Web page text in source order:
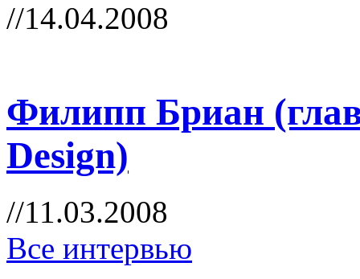
//14.04.2008
Филипп Бриан
Design)
//11.03.2008
Все интервью